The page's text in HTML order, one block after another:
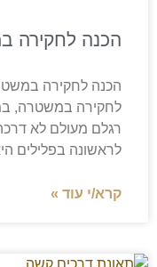
הכנה לחקירה
הכנה לחקירה
לחקירה במשטרה,
רגלם מעולם לא
לראשונה בפלילים
קרא/י עוד »